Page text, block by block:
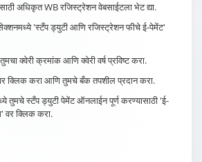
अधिकृत WB रजिस्ट्रेशन वेबसाईटला भेट द्या.
'स्टँप ड्युटी आणि रजिस्ट्रेशन फीचे ई-पेमेंट'
क्वेरी क्रमांक आणि क्वेरी वर्ष प्रविष्ट करा.
वर क्लिक करा आणि तुमचे बँक तपशील प्रदान करा.
तुमचे स्टँप ड्युटी पेमेंट ऑनलाईन पूर्ण करण्यासाठी 'ई-
वर क्लिक करा.